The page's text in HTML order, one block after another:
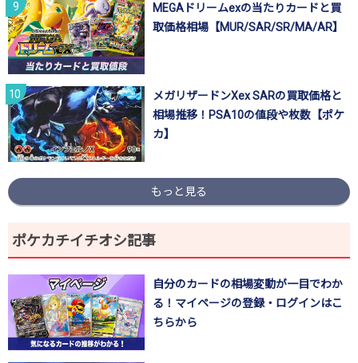
MEGAドリームexの当たりカードと買
取価格相場【MUR/SAR/SR/MA/AR】
メガリザードンXex SARの買取価格と
相場推移！PSA10の値段や枚数【ポケ
カ】
もっと見る
ポケカチイチオシ記事
自分のカードの相場変動が一目でわか
る！マイページの登録・ログインはこ
ちらから